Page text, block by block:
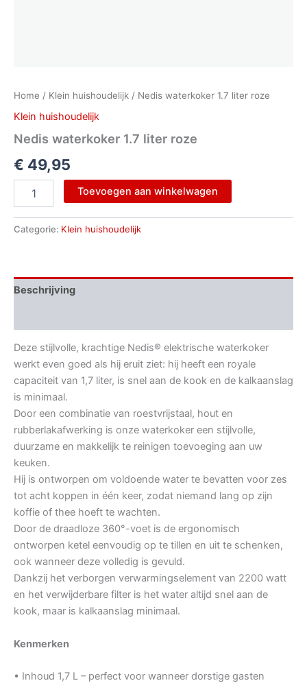
Home / Klein huishoudelijk / Nedis waterkoker 1.7 liter roze
Klein huishoudelijk
Nedis waterkoker 1.7 liter roze
€ 49,95
Toevoegen aan winkelwagen
Categorie: Klein huishoudelijk
Beschrijving
Deze stijlvolle, krachtige Nedis® elektrische waterkoker
werkt even goed als hij eruit ziet: hij heeft een royale
capaciteit van 1,7 liter, is snel aan de kook en de kalkaanslag
is minimaal.
Door een combinatie van roestvrijstaal, hout en
rubberlakafwerking is onze waterkoker een stijlvolle,
duurzame en makkelijk te reinigen toevoeging aan uw
keuken.
Hij is ontworpen om voldoende water te bevatten voor zes
tot acht koppen in één keer, zodat niemand lang op zijn
koffie of thee hoeft te wachten.
Door de draadloze 360°-voet is de ergonomisch
ontworpen ketel eenvoudig op te tillen en uit te schenken,
ook wanneer deze volledig is gevuld.
Dankzij het verborgen verwarmingselement van 2200 watt
en het verwijderbare filter is het water altijd snel aan de
kook, maar is kalkaanslag minimaal.
Kenmerken
• Inhoud 1,7 L – perfect voor wanneer dorstige gasten